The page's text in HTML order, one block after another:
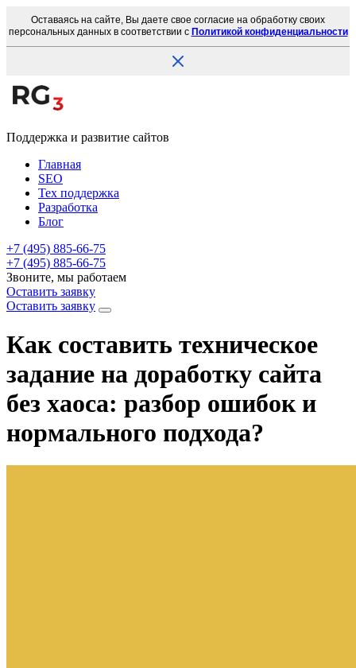
Оставаясь на сайте, Вы даете свое согласие на обработку своих
персональных данных в соответствии с Политикой конфиденциальности
Поддержка и развитие сайтов
Главная
SEO
Тех поддержка
Разработка
Блог
+7 (495) 885-66-75
+7 (495) 885-66-75
Звоните, мы работаем
Оставить заявку
Оставить заявку
Как составить техническое
задание на доработку сайта
без хаоса: разбор ошибок и
нормального подхода?